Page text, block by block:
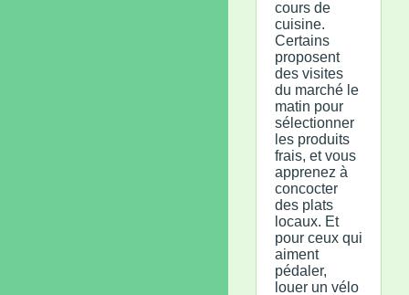
cours de
cuisine.
Certains
proposent
des visites
du marché le
matin pour
sélectionner
les produits
frais, et vous
apprenez à
concocter
des plats
locaux. Et
pour ceux qui
aiment
pédaler,
louer un vélo